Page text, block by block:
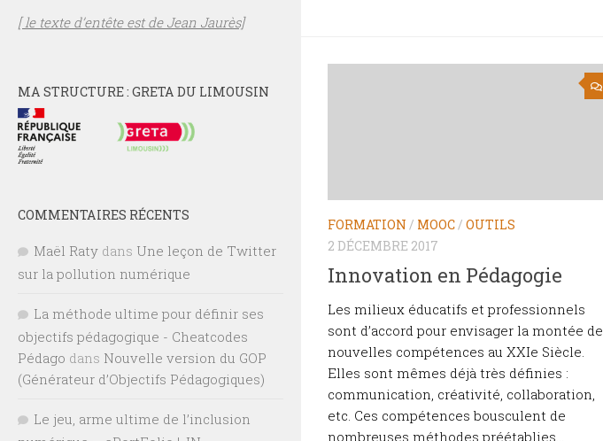
FORMATION / MOOC / OUTILS
2 DÉCEMBRE 2017
Innovation en Pédagogie
Les milieux éducatifs et professionnels
sont d’accord pour envisager la montée de
nouvelles compétences au XXIe Siècle.
Elles sont mêmes déjà très définies :
communication, créativité, collaboration,
etc. Ces compétences bousculent de
nombreuses méthodes préétablies...
[ le texte d’entête est de Jean Jaurès]
MA STRUCTURE : GRETA DU LIMOUSIN
COMMENTAIRES RÉCENTS
Maël Raty dans Une leçon de Twitter
sur la pollution numérique
La méthode ultime pour définir ses
objectifs pédagogique - Cheatcodes
Pédago dans Nouvelle version du GOP
(Générateur d’Objectifs Pédagogiques)
Le jeu, arme ultime de l’inclusion